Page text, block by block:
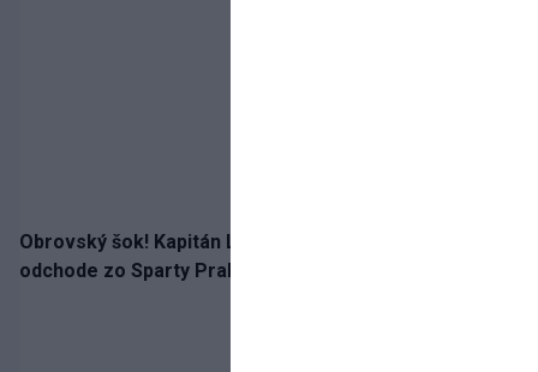
Obrovský šok! Kapitán Lukáš Haraslín je údajne na
odchode zo Sparty Praha